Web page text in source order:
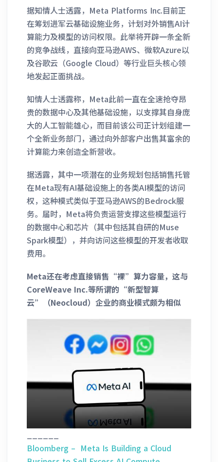
据知情人士透露，Meta Platforms Inc.目前正
在筹划进军云基础设施业务，计划对外销售AI计
算能力及模型的访问权限。此举将开辟一条全新
的竞争战线，直接向亚马逊AWS、微软Azure以
及谷歌云（Google Cloud）等行业巨头核心领
地发起正面挑战。
知情人士透露称，Meta此前一直在全速抢夺昂
贵的数据中心及其他基础设施，以支撑其自身庞
大的人工智能雄心，而目前该公司正计划组建一
个全新业务部门，通过向外部客户出售其富余的
计算能力来创造全新营收。
据透露，其中一项潜在的业务规划包括销售托管
在Meta现有AI基础设施上的各类AI模型的访问
权，这种模式类似于亚马逊AWS的Bedrock服
务。届时，Meta将负责运营支撑这些模型运行
的数据中心和芯片（其中包括其自研的Muse
Spark模型），并向访问这些模型的开发者收取
费用。
Meta还在考虑直接销售“裸”算力容量，这与
CoreWeave Inc.等所谓的“新型智算
云”（Neocloud）企业的商业模式颇为相似
Bloomberg – Meta Is Building a Cloud